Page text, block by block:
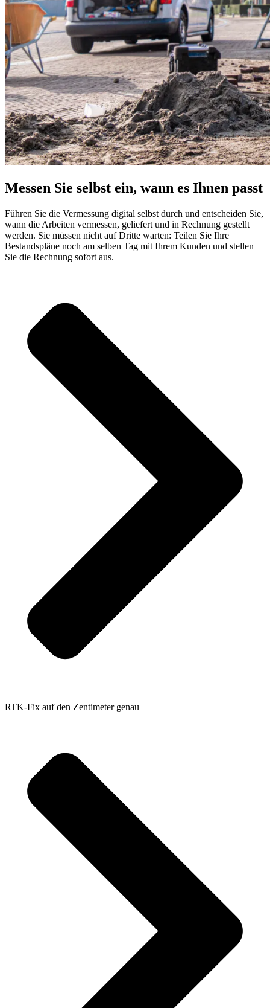
Messen Sie selbst ein, wann es Ihnen passt
Führen Sie die Vermessung digital selbst durch und entscheiden Sie,
wann die Arbeiten vermessen, geliefert und in Rechnung gestellt
werden. Sie müssen nicht auf Dritte warten: Teilen Sie Ihre
Bestandspläne noch am selben Tag mit Ihrem Kunden und stellen
Sie die Rechnung sofort aus.
RTK-Fix auf den Zentimeter genau